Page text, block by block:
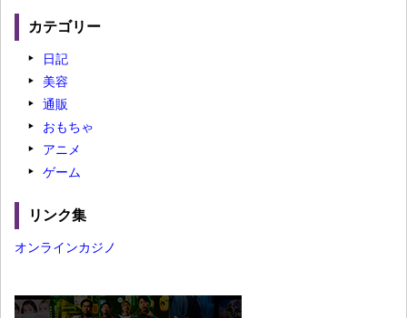
カテゴリー
日記
美容
通販
おもちゃ
アニメ
ゲーム
リンク集
オンラインカジノ